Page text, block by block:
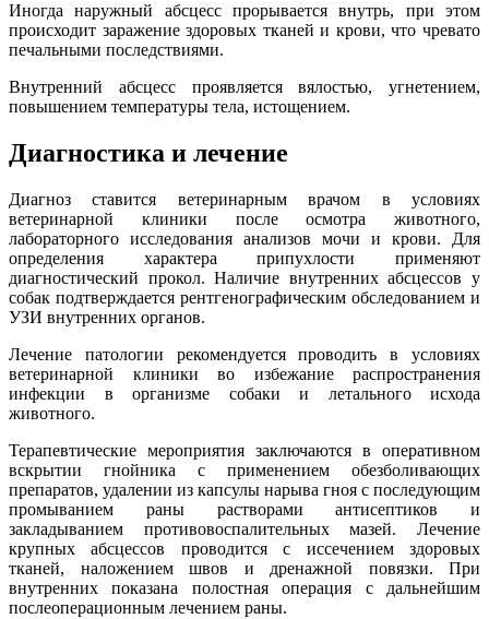
Иногда наружный абсцесс прорывается внутрь, при этом
происходит заражение здоровых тканей и крови, что чревато
печальными последствиями.
Внутренний абсцесс проявляется вялостью, угнетением,
повышением температуры тела, истощением.
Диагностика и лечение
Диагноз ставится ветеринарным врачом в условиях
ветеринарной клиники после осмотра животного,
лабораторного исследования анализов мочи и крови. Для
определения характера припухлости применяют
диагностический прокол. Наличие внутренних абсцессов у
собак подтверждается рентгенографическим обследованием и
УЗИ внутренних органов.
Лечение патологии рекомендуется проводить в условиях
ветеринарной клиники во избежание распространения
инфекции в организме собаки и летального исхода
животного.
Терапевтические мероприятия заключаются в оперативном
вскрытии гнойника с применением обезболивающих
препаратов, удалении из капсулы нарыва гноя с последующим
промыванием раны растворами антисептиков и
закладыванием противовоспалительных мазей. Лечение
крупных абсцессов проводится с иссечением здоровых
тканей, наложением швов и дренажной повязки. При
внутренних показана полостная операция с дальнейшим
послеоперационным лечением раны.